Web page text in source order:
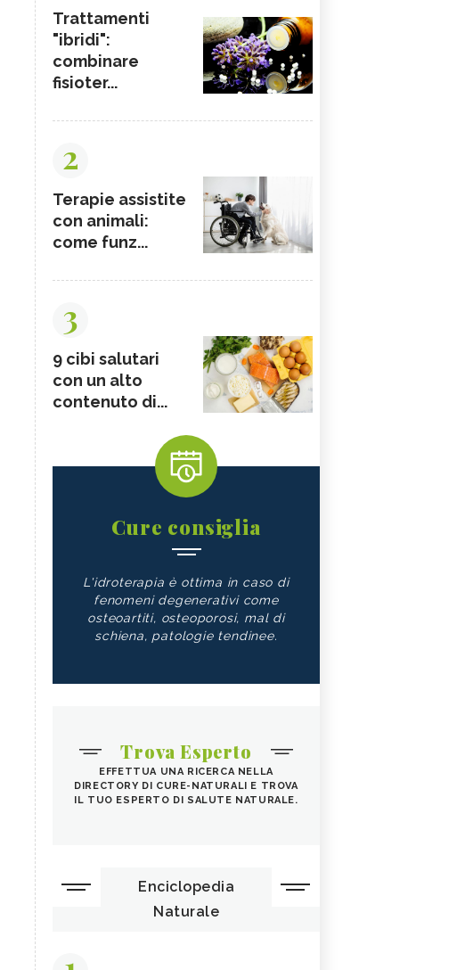
Trattamenti
"ibridi":
combinare
fisioter...
2
Terapie assistite
con animali:
come funz...
3
9 cibi salutari
con un alto
contenuto di...
Cure consiglia
L'idroterapia è ottima in caso di
fenomeni degenerativi come
osteoartiti, osteoporosi, mal di
schiena, patologie tendinee.
Trova Esperto
EFFETTUA UNA RICERCA NELLA
DIRECTORY DI CURE-NATURALI E TROVA
IL TUO ESPERTO DI SALUTE NATURALE.
Enciclopedia
Naturale